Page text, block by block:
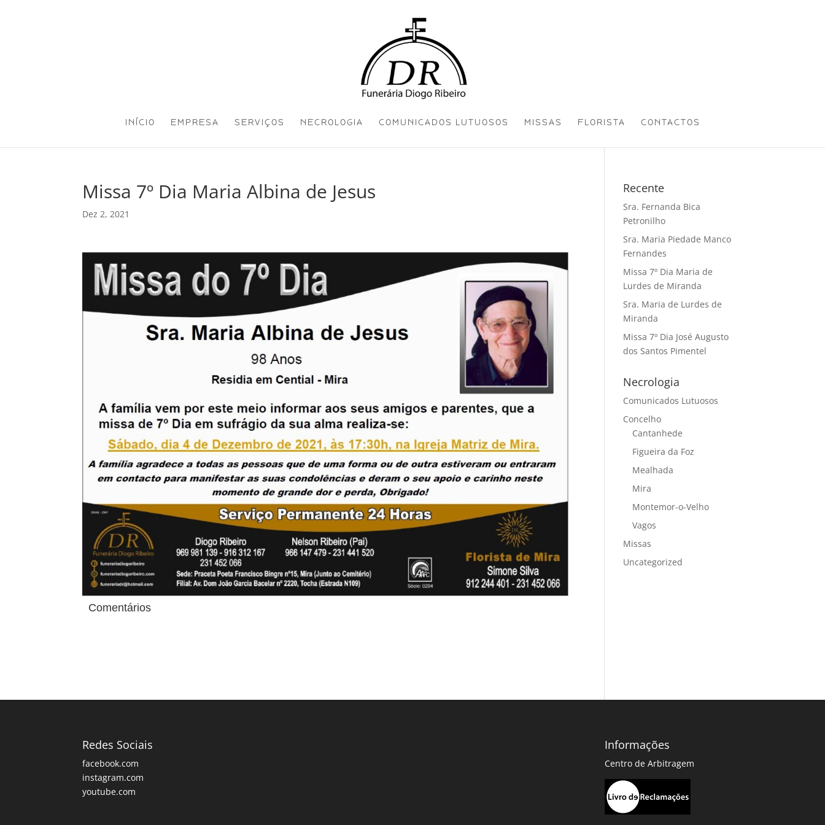
INÍCIO EMPRESA SERVIÇOS NECROLOGIA COMUNICADOS LUTUOSOS MISSAS FLORISTA CONTACTOS
Missa 7º Dia Maria Albina de Jesus
Dez 2, 2021
Comentários
Recente
Sra. Fernanda Bica
Petronilho
Sra. Maria Piedade Manco
Fernandes
Missa 7º Dia Maria de
Lurdes de Miranda
Sra. Maria de Lurdes de
Miranda
Missa 7º Dia José Augusto
dos Santos Pimentel
Necrologia
Comunicados Lutuosos
Concelho
Cantanhede
Figueira da Foz
Mealhada
Mira
Montemor-o-Velho
Vagos
Missas
Uncategorized
Redes Sociais
facebook.com
instagram.com
youtube.com
Informações
Centro de Arbitragem